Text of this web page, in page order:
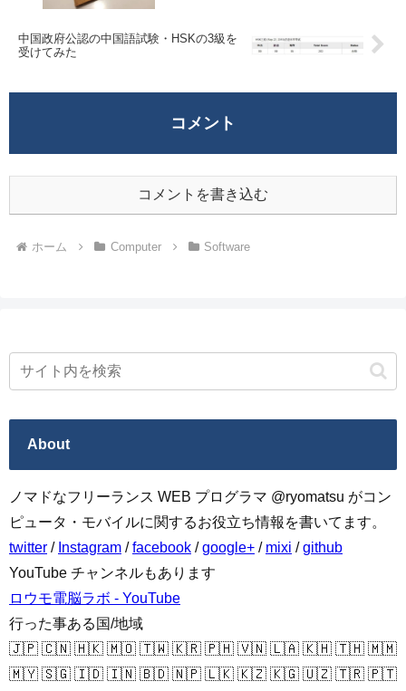
中国政府公認の中国語試験・HSKの3級を
受けてみた
コメント
コメントを書き込む
ホーム Computer Software
About
ノマドなフリーランス WEB プログラマ @ryomatsu がコン
ピュータ・モバイルに関するお役立ち情報を書いてます。
twitter / Instagram /facebook /google+ / mixi /github
YouTube チャンネルもあります
ロウモ電脳ラボ - YouTube
行った事ある国/地域
🇯🇵 🇨🇳 🇭🇰 🇲🇴 🇹🇼 🇰🇷 🇵🇭 🇻🇳 🇱🇦 🇰🇭 🇹🇭 🇲🇲
🇲🇾 🇸🇬 🇮🇩 🇮🇳 🇧🇩 🇳🇵 🇱🇰 🇰🇿 🇰🇬 🇺🇿 🇹🇷 🇵🇹